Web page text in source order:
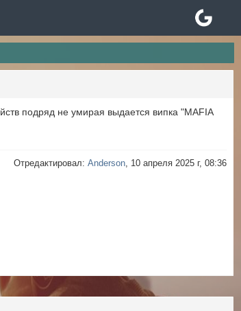
подряд не умирая выдается випка "MAFIA
Отредактировал:Anderson, 10 апреля 2025 г, 08:36